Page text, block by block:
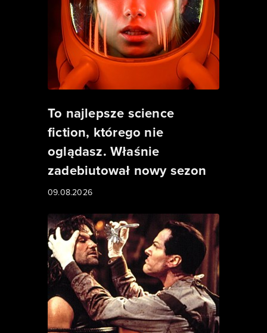
To najlepsze science
fiction, którego nie
oglądasz. Właśnie
zadebiutował nowy sezon
09.08.2026